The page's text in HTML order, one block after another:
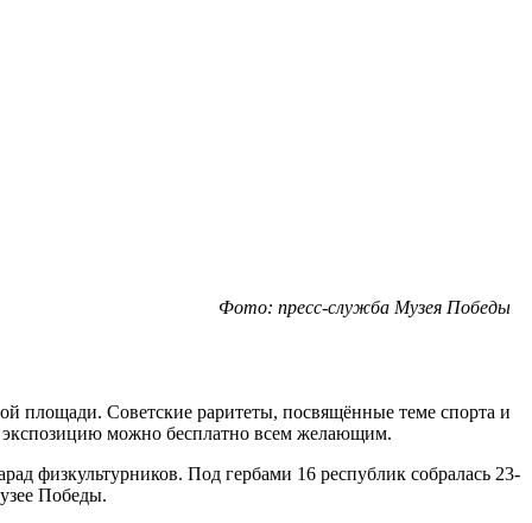
Фото: пресс-служба Музея Победы
площади. Советские раритеты, посвящённые теме спорта и
экспозицию можно бесплатно всем желающим.
физкультурников. Под гербами 16 республик собралась 23-
Победы.